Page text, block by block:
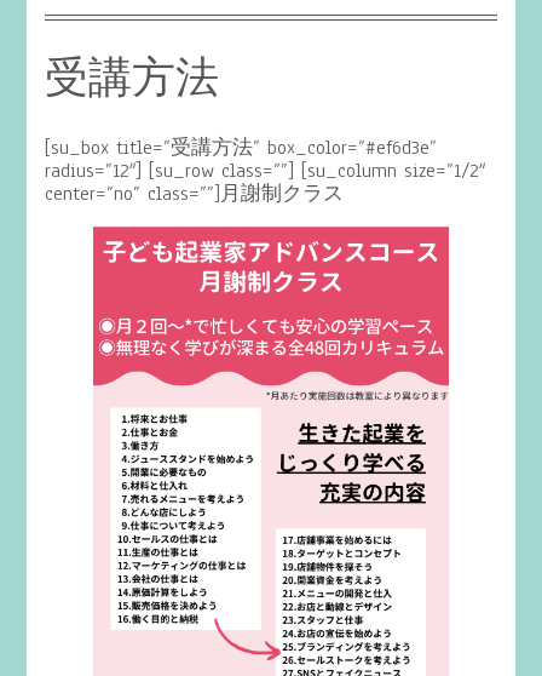
受講方法
[su_box title=”受講方法” box_color=”#ef6d3e”
radius=”12″] [su_row class=””] [su_column size=”1/2″
center=”no” class=””]月謝制クラス